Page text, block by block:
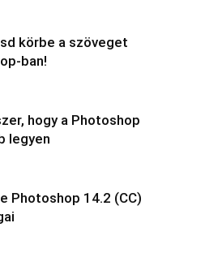
körbe a szöveget
ban!
hogy a Photoshop
legyen
Photoshop 14.2 (CC)